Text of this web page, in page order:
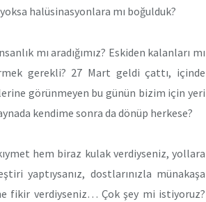
halüsinasyonlara mı boğulduk?
mı aradığımız? Eskiden kalanları mı
gerekli? 27 Mart geldi çattı, içinde
görünmeyen bu günün bizim için yeri
kendime sonra da dönüp herkese?
hem biraz kulak verdiyseniz, yollara
yaptıysanız, dostlarınızla münakaşa
fikir verdiyseniz… Çok şey mi istiyoruz?